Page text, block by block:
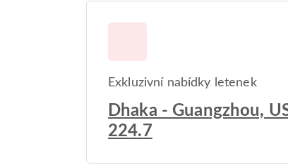
Exkluzivní nabídky letenek
Dhaka - Guangzhou,
224.7